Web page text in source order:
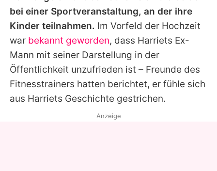
bei einer Sportveranstaltung, an der ihre
Kinder teilnahmen. Im Vorfeld der Hochzeit
war bekannt geworden, dass Harriets Ex-
Mann mit seiner Darstellung in der
Öffentlichkeit unzufrieden ist – Freunde des
Fitnesstrainers hatten berichtet, er fühle sich
aus Harriets Geschichte gestrichen.
Anzeige